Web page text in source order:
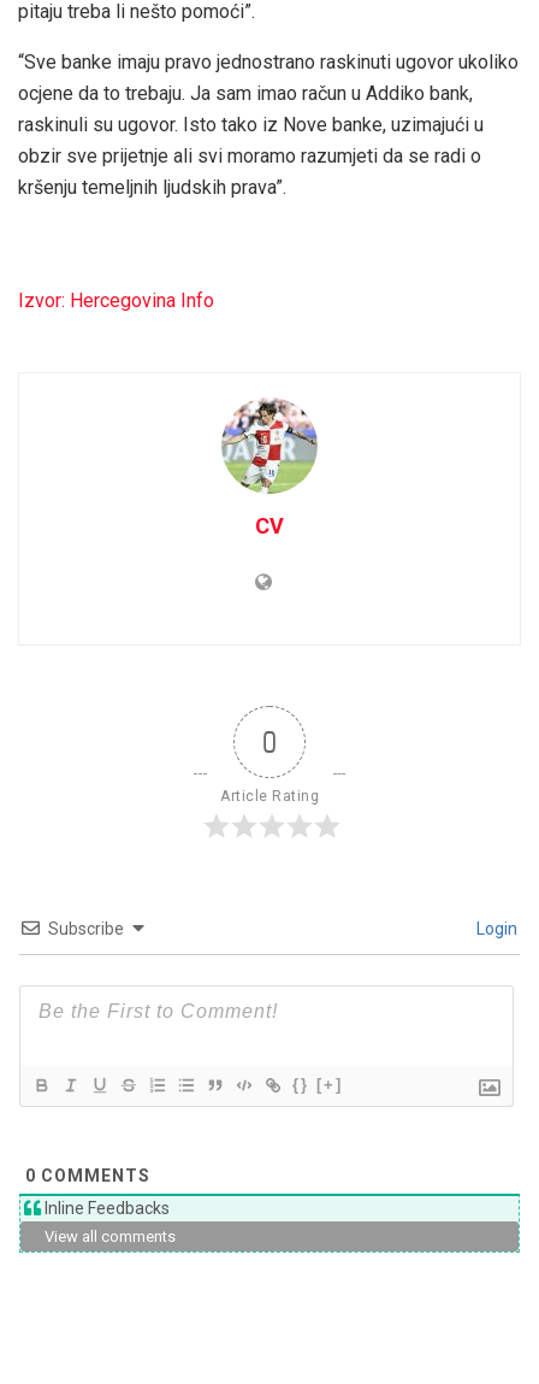
pitaju treba li nešto pomoći”.
“Sve banke imaju pravo jednostrano raskinuti ugovor ukoliko
ocjene da to trebaju. Ja sam imao račun u Addiko bank,
raskinuli su ugovor. Isto tako iz Nove banke, uzimajući u
obzir sve prijetnje ali svi moramo razumjeti da se radi o
kršenju temeljnih ljudskih prava”.
Izvor: Hercegovina Info
CV
0
Article Rating
Subscribe Login
{} [+]
0 COMMENTS
Inline Feedbacks
View all comments